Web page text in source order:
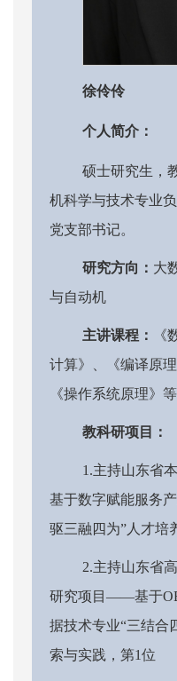
徐伶伶
个人简介：
硕士研究生，
机科学与技术专业
党支部书记。
研究方向： 大
与自动机
主讲课程：
《
计算》、《编译原
《操作系统原理》等
教科研项目：
1.主持山东省
基于数字赋能服务
驱三融四为”人才培
2.主持山东省
研究项目——基于
据技术专业“三结合
索与实践，第1位